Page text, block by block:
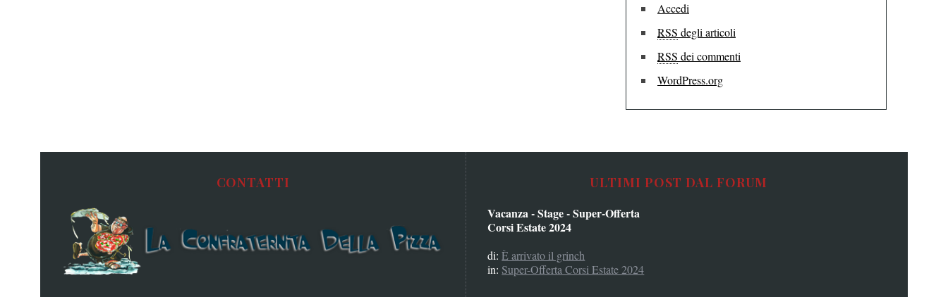
Accedi
RSS degli articoli
RSS dei commenti
WordPress.org
CONTATTI ULTIMI POST DAL FORUM
Vacanza - Stage - Super-Offerta
Corsi Estate 2024
di:È arrivato il grinch
in: Super-Offerta Corsi Estate 2024